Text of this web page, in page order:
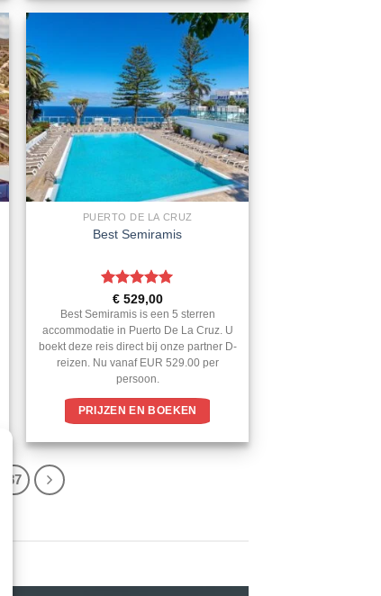
PUERTO DE LA CRUZ
Best Semiramis
Gewaardeerd
5uit 5
€529,00
Best Semiramis is een 5 sterren
accommodatie in Puerto De La Cruz. U
boekt deze reis direct bij onze partner D-
reizen. Nu vanaf EUR 529.00 per
persoon.
PRIJZEN EN BOEKEN
287